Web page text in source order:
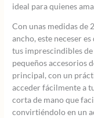
ideal para quienes
Con unas medidas de
ancho, este neceser
tus imprescindibles
pequeños accesorios
principal, con un
acceder fácilmente a
corta de mano que
convirtiéndolo en un